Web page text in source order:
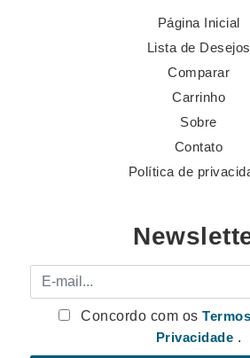
Página Inicial
Lista de Desejos
Comparar
Carrinho
Sobre
Contato
Política de
E-mail
Concordo com os
Privacidade .